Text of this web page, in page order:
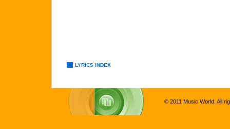
LYRICS INDEX
© 2011 Music World. All